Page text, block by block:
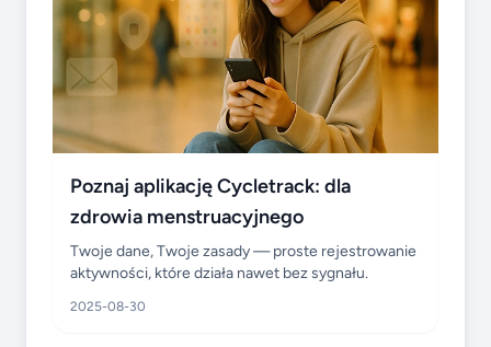
Poznaj aplikację Cycletrack: dla
zdrowia menstruacyjnego
Twoje dane, Twoje zasady — proste rejestrowanie
aktywności, które działa nawet bez sygnału.
2025-08-30